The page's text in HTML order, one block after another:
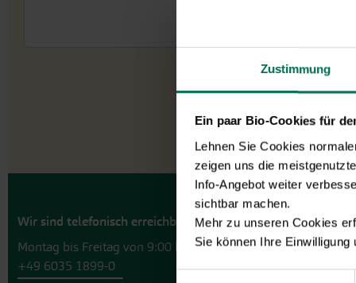
Zustimmung
Ein paar Bio-Cookies für
Lehnen Sie Cookies
zeigen uns die
Info-Angebot weiter
sichtbar machen.
Mehr zu unseren Cookies
Sie können Ihre
Wir sind telefonisch erreichbar:
Montag bis Freitag von 9:00 bis 13:30 Uhr
+49 6035 1899-0